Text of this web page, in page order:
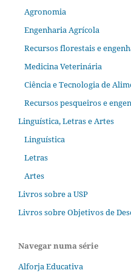
Agronomia
Engenharia Agrícola
Recursos florestais e
Medicina Veterinária
Ciência e Tecnologia de
Recursos pesqueiros e
Linguística, Letras e Artes
Linguística
Letras
Artes
Livros sobre a USP
Livros sobre Objetivos de
Navegar numa série
Alforja Educativa